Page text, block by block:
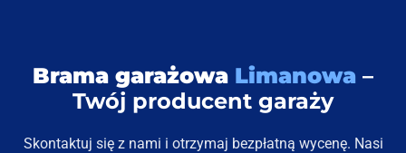
Brama garażowa Limanowa –
Twój producent garaży
Skontaktuj się z nami i otrzymaj bezpłatną wycenę. Nasi